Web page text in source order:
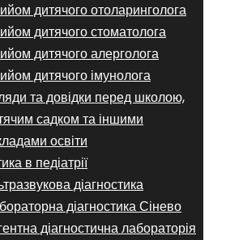
дитячого отоларинголога
дитячого стоматолога
дитячого алерголога
дитячого імунолога
та довідки перед школою,
садком та іншими
освіти
в педіатрії
діагностика
діагностика Сінево
діагностична лабораторія